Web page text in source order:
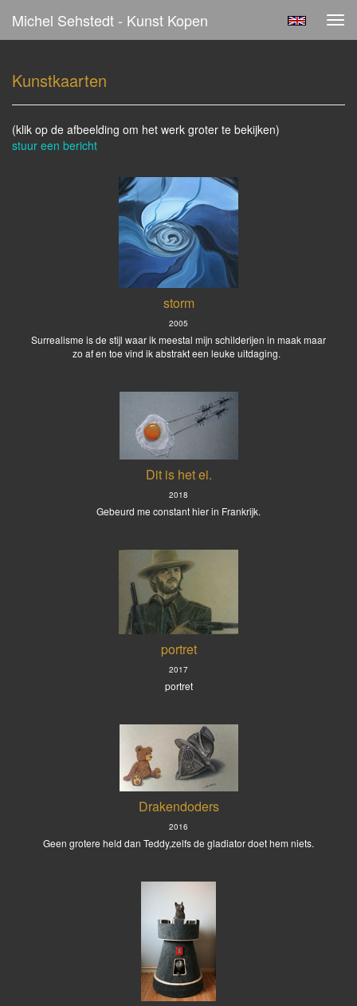
Michel Sehstedt - Kunst Kopen
Kunstkaarten
(klik op de afbeelding om het werk groter te bekijken)
stuur een bericht
storm
2005
Surrealisme is de stijl waar ik meestal mijn schilderijen in maak maar
zo af en toe vind ik abstrakt een leuke uitdaging.
Dit is het ei.
2018
Gebeurd me constant hier in Frankrijk.
portret
2017
portret
Drakendoders
2016
Geen grotere held dan Teddy,zelfs de gladiator doet hem niets.